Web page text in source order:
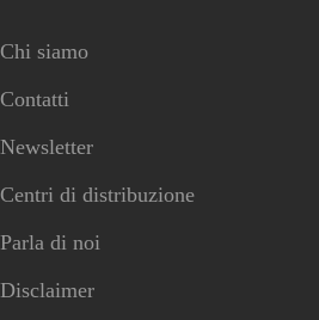
Chi siamo
Contatti
Newsletter
Centri di distribuzione
Parla di noi
Disclaimer